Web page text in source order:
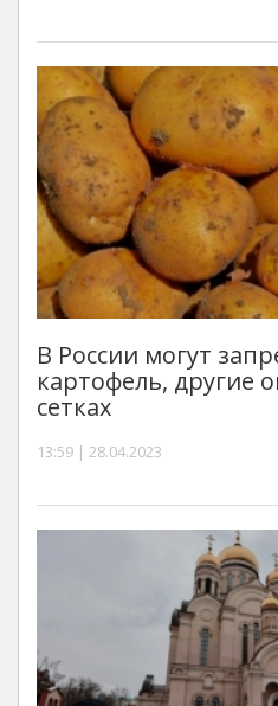
В России могут
картофель, другие
сетках
13:59 | 28.04.2023